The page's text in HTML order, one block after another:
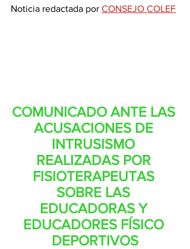
Noticia redactada por CONSEJO COLEF
COMUNICADO ANTE LAS
ACUSACIONES DE
INTRUSISMO
REALIZADAS POR
FISIOTERAPEUTAS
SOBRE LAS
EDUCADORAS Y
EDUCADORES FÍSICO
DEPORTIVOS